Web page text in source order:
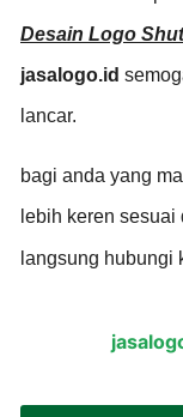
Desain Logo
jasalogo.id
lancar.
bagi anda yang
lebih keren
langsung hubungi